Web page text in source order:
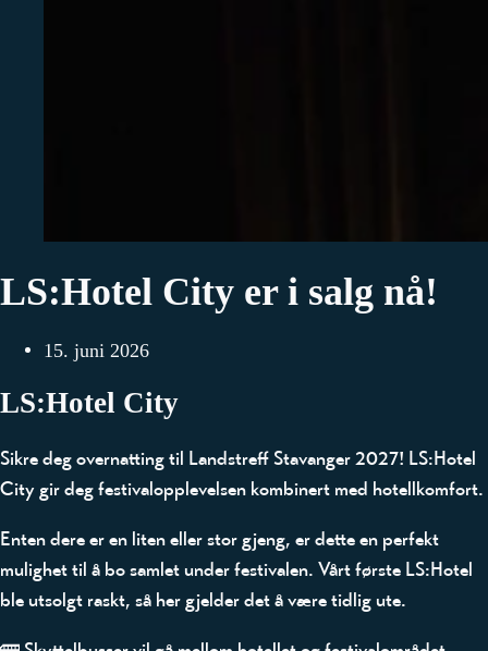
LS:Hotel City er i salg nå!
15. juni 2026
LS:Hotel City
Sikre deg overnatting til Landstreff Stavanger 2027! LS:Hotel
City gir deg festivalopplevelsen kombinert med hotellkomfort.
Enten dere er en liten eller stor gjeng, er dette en perfekt
mulighet til å bo samlet under festivalen. Vårt første LS:Hotel
ble utsolgt raskt, så her gjelder det å være tidlig ute.